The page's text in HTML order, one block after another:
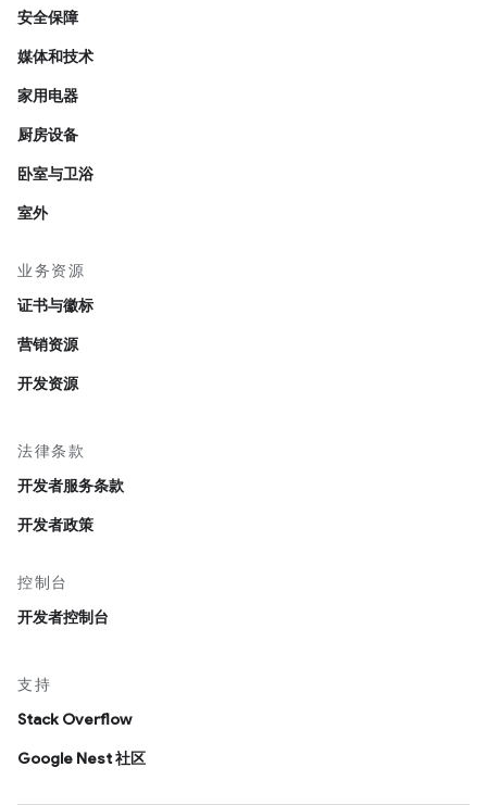
安全保障
媒体和技术
家用电器
厨房设备
卧室与卫浴
室外
业务资源
证书与徽标
营销资源
开发资源
法律条款
开发者服务条款
开发者政策
控制台
开发者控制台
支持
Stack Overflow
Google Nest 社区